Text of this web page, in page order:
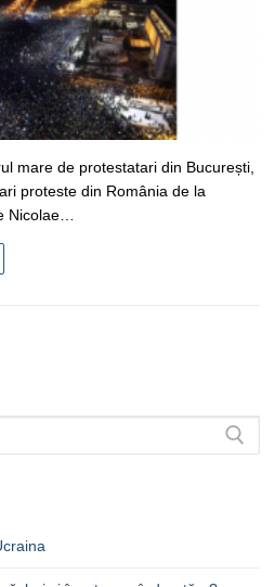
mare de protestatari din București,
proteste din România de la
Nicolae…